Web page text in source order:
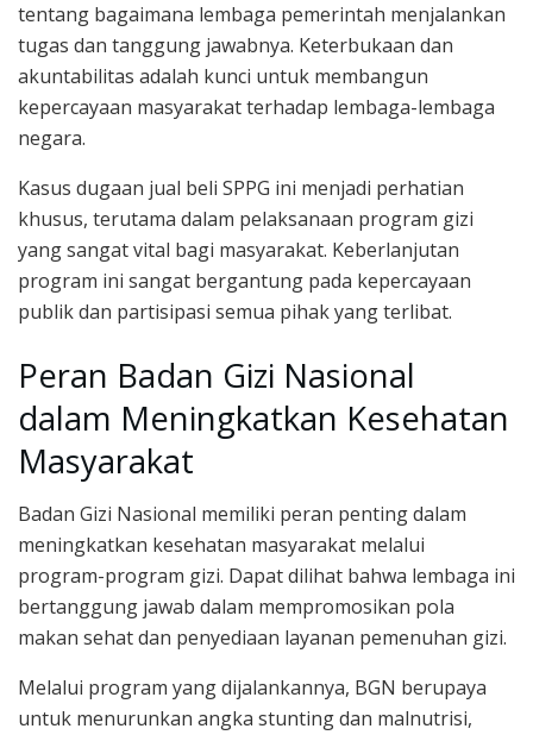
tentang bagaimana lembaga pemerintah menjalankan
tugas dan tanggung jawabnya. Keterbukaan dan
akuntabilitas adalah kunci untuk membangun
kepercayaan masyarakat terhadap lembaga-lembaga
negara.
Kasus dugaan jual beli SPPG ini menjadi perhatian
khusus, terutama dalam pelaksanaan program gizi
yang sangat vital bagi masyarakat. Keberlanjutan
program ini sangat bergantung pada kepercayaan
publik dan partisipasi semua pihak yang terlibat.
Peran Badan Gizi Nasional
dalam Meningkatkan Kesehatan
Masyarakat
Badan Gizi Nasional memiliki peran penting dalam
meningkatkan kesehatan masyarakat melalui
program-program gizi. Dapat dilihat bahwa lembaga ini
bertanggung jawab dalam mempromosikan pola
makan sehat dan penyediaan layanan pemenuhan gizi.
Melalui program yang dijalankannya, BGN berupaya
untuk menurunkan angka stunting dan malnutrisi,